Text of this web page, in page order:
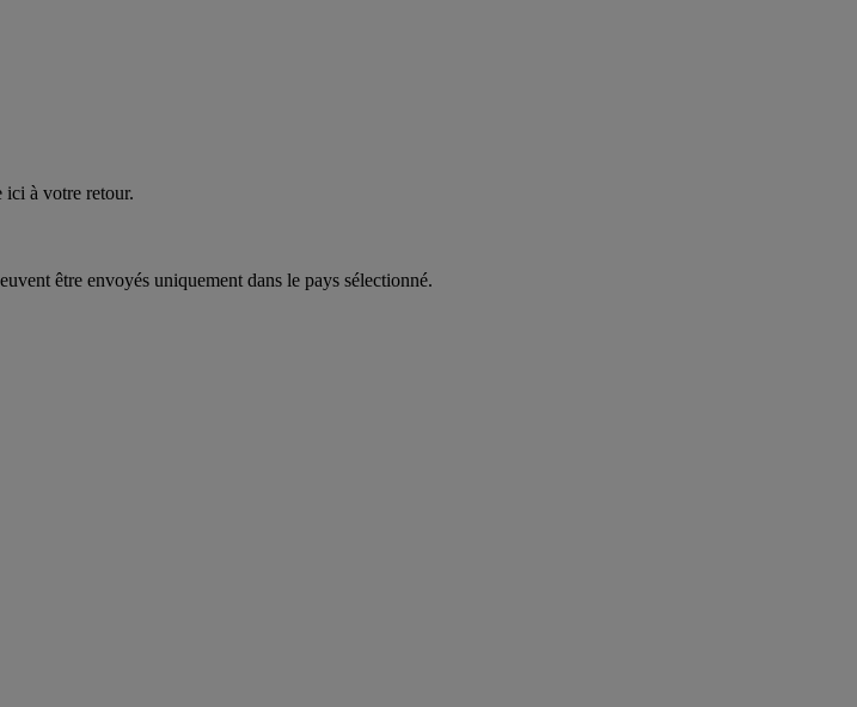
ici à votre retour.
être envoyés uniquement dans le pays sélectionné.